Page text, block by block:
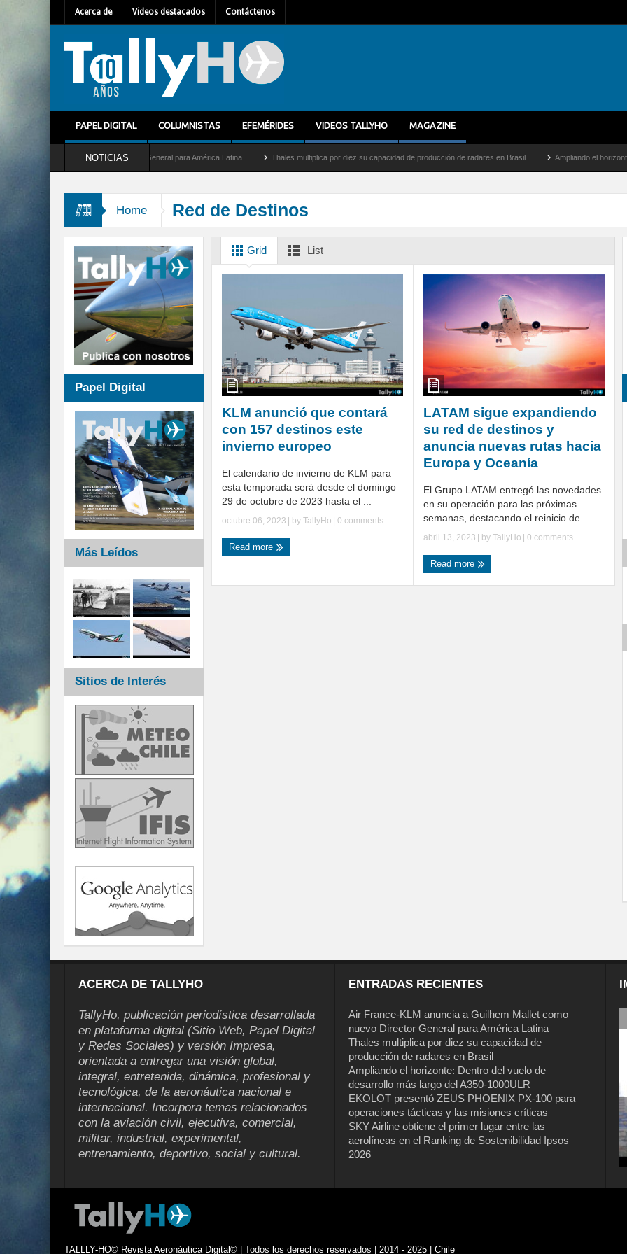
Acerca de Videos destacados Contáctenos
PAPEL DIGITAL COLUMNISTAS EFEMÉRIDES VIDEOS TALLYHO MAGAZINE
NOTICIAS
Mallet como nuevo Director General para América Latina Thales multiplica por diez su capacidad de producción de radares en Brasil Ampliando el horizonte:
Home Red de Destinos
Grid List
KLM anunció que contará
con 157 destinos este
invierno europeo
El calendario de invierno de KLM para
esta temporada será desde el domingo
29 de octubre de 2023 hasta el ...
octubre 06, 2023 | by TallyHo 0 comments
Read more
LATAM sigue expandiendo
su red de destinos y
anuncia nuevas rutas hacia
Europa y Oceanía
El Grupo LATAM entregó las novedades
en su operación para las próximas
semanas, destacando el reinicio de ...
abril 13, 2023 | by TallyHo 0 comments
Read more
Papel Digital
Más Leídos
Sitios de Interés
ACERCA DE TALLYHO
TallyHo, publicación periodística desarrollada
en plataforma digital (Sitio Web, Papel Digital
y Redes Sociales) y versión Impresa,
orientada a entregar una visión global,
integral, entretenida, dinámica, profesional y
tecnológica, de la aeronáutica nacional e
internacional. Incorpora temas relacionados
con la aviación civil, ejecutiva, comercial,
militar, industrial, experimental,
entrenamiento, deportivo, social y cultural.
ENTRADAS RECIENTES
Air France-KLM anuncia a Guilhem Mallet como
nuevo Director General para América Latina
Thales multiplica por diez su capacidad de
producción de radares en Brasil
Ampliando el horizonte: Dentro del vuelo de
desarrollo más largo del A350-1000ULR
EKOLOT presentó ZEUS PHOENIX PX-100 para
operaciones tácticas y las misiones críticas
SKY Airline obtiene el primer lugar entre las
aerolíneas en el Ranking de Sostenibilidad Ipsos
2026
TALLLY-HO© Revista Aeronáutica Digital© | Todos los derechos reservados | 2014 - 2025 | Chile